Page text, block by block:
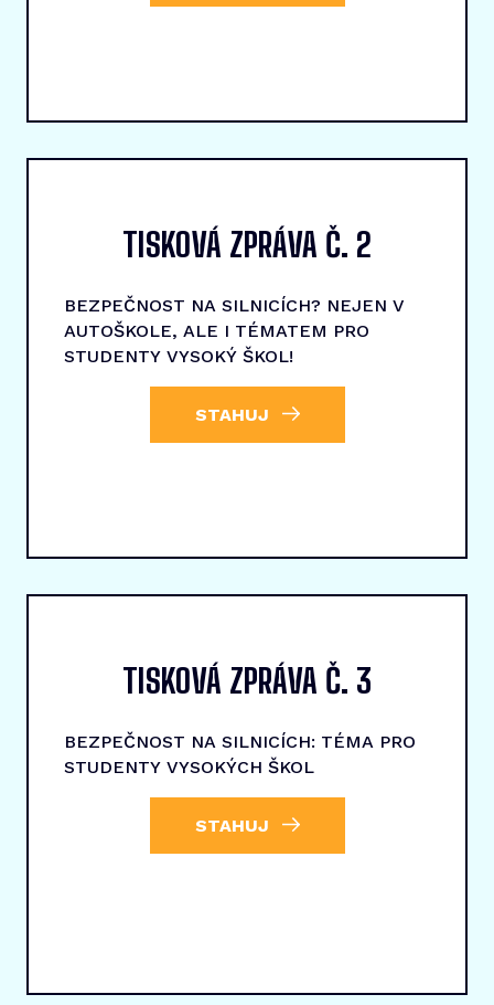
TISKOVÁ ZPRÁVA Č. 2
BEZPEČNOST NA SILNICÍCH? NEJEN V
AUTOŠKOLE, ALE I TÉMATEM PRO
STUDENTY VYSOKÝ ŠKOL!
STAHUJ
TISKOVÁ ZPRÁVA Č. 3
BEZPEČNOST NA SILNICÍCH: TÉMA PRO
STUDENTY VYSOKÝCH ŠKOL
STAHUJ